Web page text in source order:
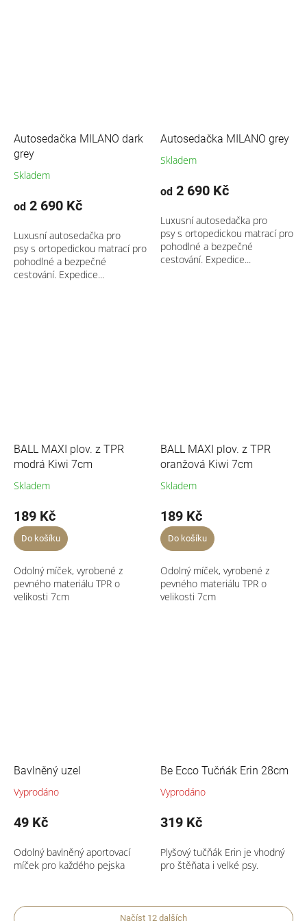
Autosedačka MILANO dark
grey
Skladem
od 2 690 Kč
Luxusní autosedačka pro
psy s ortopedickou matrací pro
pohodlné a bezpečné
cestování. Expedice...
Autosedačka MILANO grey
Skladem
od 2 690 Kč
Luxusní autosedačka pro
psy s ortopedickou matrací pro
pohodlné a bezpečné
cestování. Expedice...
BALL MAXI plov. z TPR
modrá Kiwi 7cm
Skladem
189 Kč
Do košíku
Odolný míček, vyrobené z
pevného materiálu TPR o
velikosti 7cm
BALL MAXI plov. z TPR
oranžová Kiwi 7cm
Skladem
189 Kč
Do košíku
Odolný míček, vyrobené z
pevného materiálu TPR o
velikosti 7cm
Bavlněný uzel
Vyprodáno
49 Kč
Odolný bavlněný aportovací
míček pro každého pejska
Be Ecco Tučńák Erin 28cm
Vyprodáno
319 Kč
Plyšový tučňák Erin je vhodný
pro štěňata i velké psy.
Načíst 12 dalších